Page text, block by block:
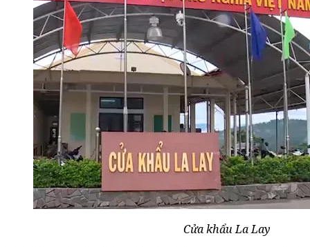
Cửa khẩu La Lay